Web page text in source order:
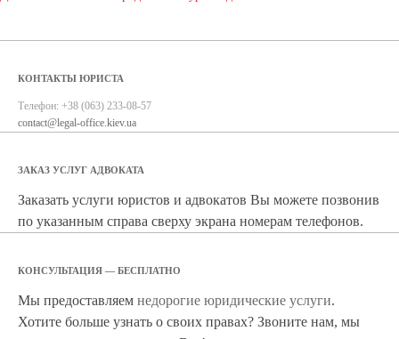
КОНТАКТЫ ЮРИСТА
Телефон: +38 (063) 233-08-57
contact@legal-office.kiev.ua
ЗАКАЗ УСЛУГ АДВОКАТА
Заказать услуги юристов и адвокатов Вы можете позвонив
по указанным справа сверху экрана номерам телефонов.
КОНСУЛЬТАЦИЯ — БЕСПЛАТНО
Мы предоставляем недорогие юридические услуги.
Хотите больше узнать о своих правах? Звоните нам, мы